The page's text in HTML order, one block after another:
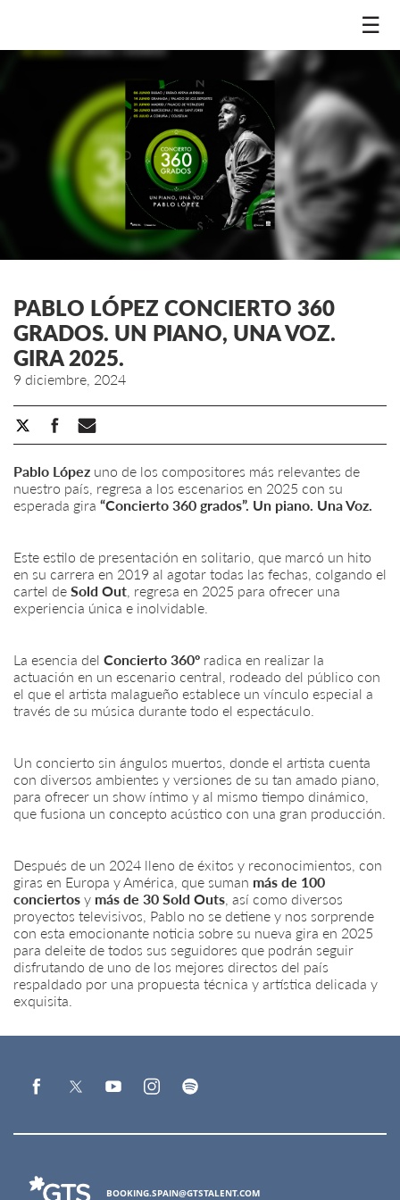
☰
PABLO LÓPEZ CONCIERTO 360
GRADOS. UN PIANO, UNA VOZ.
GIRA 2025.
9 diciembre, 2024
Pablo López uno de los compositores más relevantes de
nuestro país, regresa a los escenarios en 2025 con su
esperada gira “Concierto 360 grados”. Un piano. Una Voz.
Este estilo de presentación en solitario, que marcó un hito
en su carrera en 2019 al agotar todas las fechas, colgando el
cartel de Sold Out , regresa en 2025 para ofrecer una
experiencia única e inolvidable.
La esencia del Concierto 360º radica en realizar la
actuación en un escenario central, rodeado del público con
el que el artista malagueño establece un vínculo especial a
través de su música durante todo el espectáculo.
Un concierto sin ángulos muertos, donde el artista cuenta
con diversos ambientes y versiones de su tan amado piano,
para ofrecer un show íntimo y al mismo tiempo dinámico,
que fusiona un concepto acústico con una gran producción.
Después de un 2024 lleno de éxitos y reconocimientos, con
giras en Europa y América, que suman más de 100
conciertos y más de 30 Sold Outs , así como diversos
proyectos televisivos, Pablo no se detiene y nos sorprende
con esta emocionante noticia sobre su nueva gira en 2025
para deleite de todos sus seguidores que podrán seguir
disfrutando de uno de los mejores directos del país
respaldado por una propuesta técnica y artística delicada y
exquisita.
BOOKING.SPAIN@GTSTALENT.COM